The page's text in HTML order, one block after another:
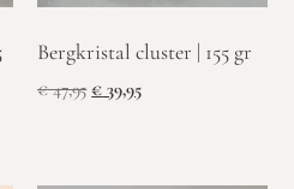
Bergkristal cluster | 155 gr
€47,95 € 39,95